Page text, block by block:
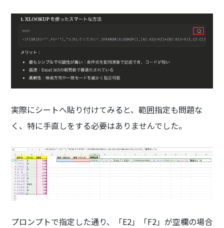
実際にシートへ貼り付けてみると、範囲指定も問題な
く、特に手直しをする必要はありませんでした。
プロンプトで指定した通り、「E2」「F2」が空欄の場合